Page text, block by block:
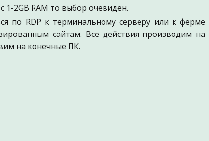
1-2GB RAM то выбор очевиден.
по RDP к терминальному серверу или к ферме
сайтам. Все действия производим на
на конечные ПК.